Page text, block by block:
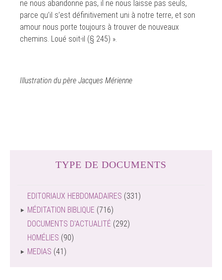
ne nous abandonne pas, il ne nous laisse pas seuls,
parce qu’il s’est définitivement uni à notre terre, et son
amour nous porte toujours à trouver de nouveaux
chemins. Loué soit-il (§ 245) ».
Illustration du père Jacques Mérienne
TYPE DE DOCUMENTS
EDITORIAUX HEBDOMADAIRES (331)
MÉDITATION BIBLIQUE (716)
DOCUMENTS D'ACTUALITÉ (292)
HOMÉLIES (90)
MEDIAS (41)